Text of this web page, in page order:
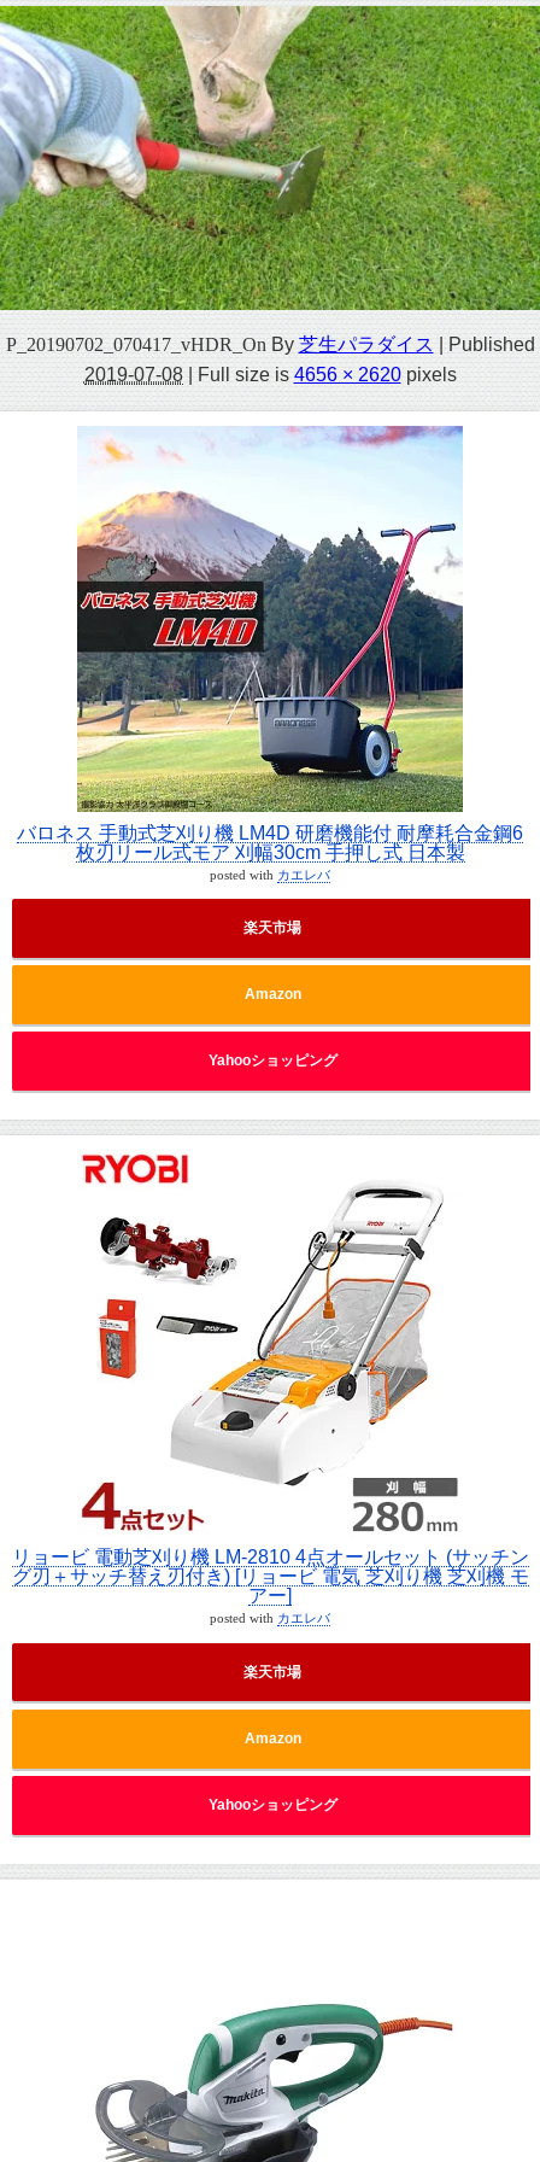
P_20190702_070417_vHDR_On By 芝生パラダイス
Published
2019-07-08
Full size is 4656 × 2620pixels
バロネス 手動式芝刈り機 LM4D 研磨機能付 耐摩耗合金鋼6
枚刃リール式モア 刈幅30cm 手押し式 日本製
posted with カエレバ
楽天市場
Amazon
Yahooショッピング
リョービ 電動芝刈り機 LM-2810 4点オールセット (サッチン
グ刃＋サッチ替え刃付き) [リョービ 電気 芝刈り機 芝刈機 モ
アー]
posted with カエレバ
楽天市場
Amazon
Yahooショッピング